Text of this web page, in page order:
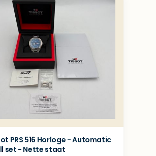
PRS 516 Horloge - Automatic
set - Nette staat